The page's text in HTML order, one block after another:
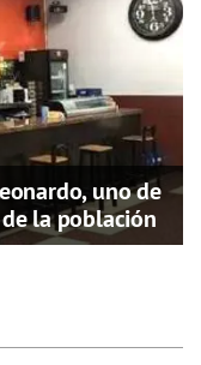
uno de
la población